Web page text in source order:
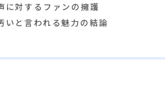
に対するファンの擁護
いと言われる魅力の結論